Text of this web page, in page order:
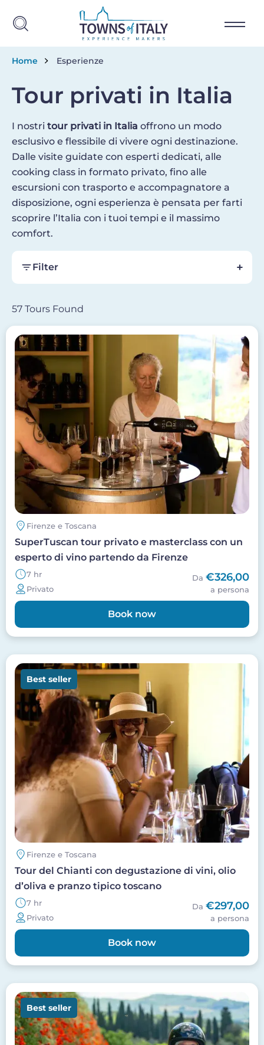
Briciole di pane
Home Esperienze
Tour privati in Italia
I nostri tour privati in Italia offrono un modo
esclusivo e flessibile di vivere ogni destinazione.
Dalle visite guidate con esperti dedicati, alle
cooking class in formato privato, fino alle
escursioni con trasporto e accompagnatore a
disposizione, ogni esperienza è pensata per farti
scoprire l’Italia con i tuoi tempi e il massimo
comfort.
Filter
57 Tours Found
Image
Firenze e Toscana
SuperTuscan tour privato e masterclass con un
esperto di vino partendo da Firenze
7 hr
Privato
Da €326,00
a persona
Book now
Image
Best seller
Firenze e Toscana
Tour del Chianti con degustazione di vini, olio
d’oliva e pranzo tipico toscano
7 hr
Privato
Da €297,00
a persona
Book now
Image
Best seller